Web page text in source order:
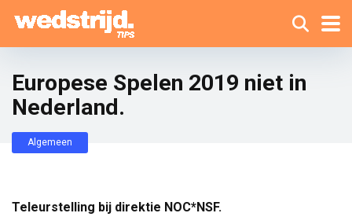
Europese Spelen 2019 niet in
Nederland.
Algemeen
Teleurstelling bij direktie NOC*NSF.